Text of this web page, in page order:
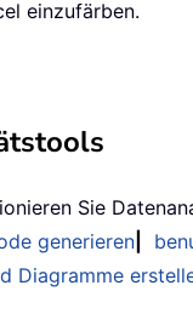
einzufärben.
Sie
generieren
Diagramme